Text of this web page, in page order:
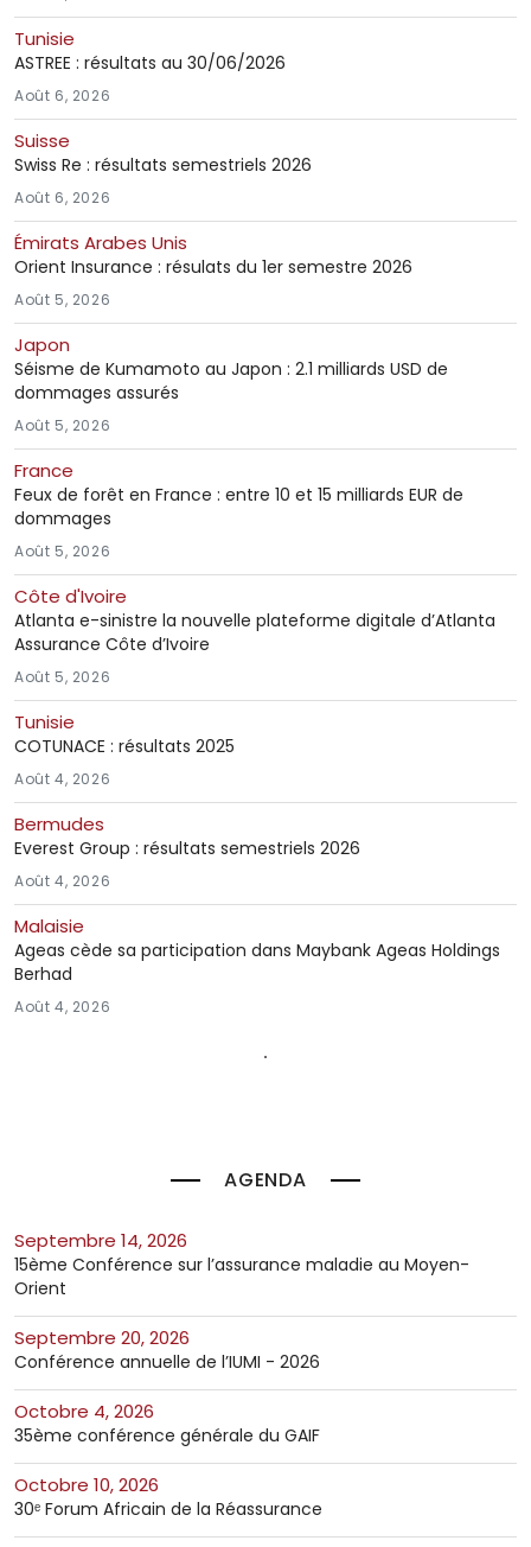
AGENDA
septembre 14, 2026
15ème Conférence sur l’assurance maladie au Moyen-
Orient
septembre 20, 2026
Conférence annuelle de l’IUMI - 2026
octobre 4, 2026
35ème conférence générale du GAIF
octobre 10, 2026
30ᵉ Forum Africain de la Réassurance
Tunisie
ASTREE : résultats au 30/06/2026
Août 6, 2026
Suisse
Swiss Re : résultats semestriels 2026
Août 6, 2026
Émirats Arabes Unis
Orient Insurance : résulats du 1er semestre 2026
Août 5, 2026
Japon
Séisme de Kumamoto au Japon : 2.1 milliards USD de
dommages assurés
Août 5, 2026
France
Feux de forêt en France : entre 10 et 15 milliards EUR de
dommages
Août 5, 2026
Côte d'Ivoire
Atlanta e-sinistre la nouvelle plateforme digitale d’Atlanta
Assurance Côte d’Ivoire
Août 5, 2026
Tunisie
COTUNACE : résultats 2025
Août 4, 2026
Bermudes
Everest Group : résultats semestriels 2026
Août 4, 2026
Malaisie
Ageas cède sa participation dans Maybank Ageas Holdings
Berhad
Août 4, 2026